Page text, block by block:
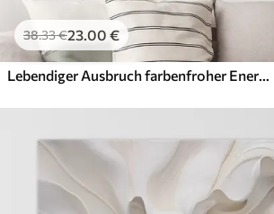
38.33€23.00 €
Lebendiger Ausbruch farbenfroher Energie